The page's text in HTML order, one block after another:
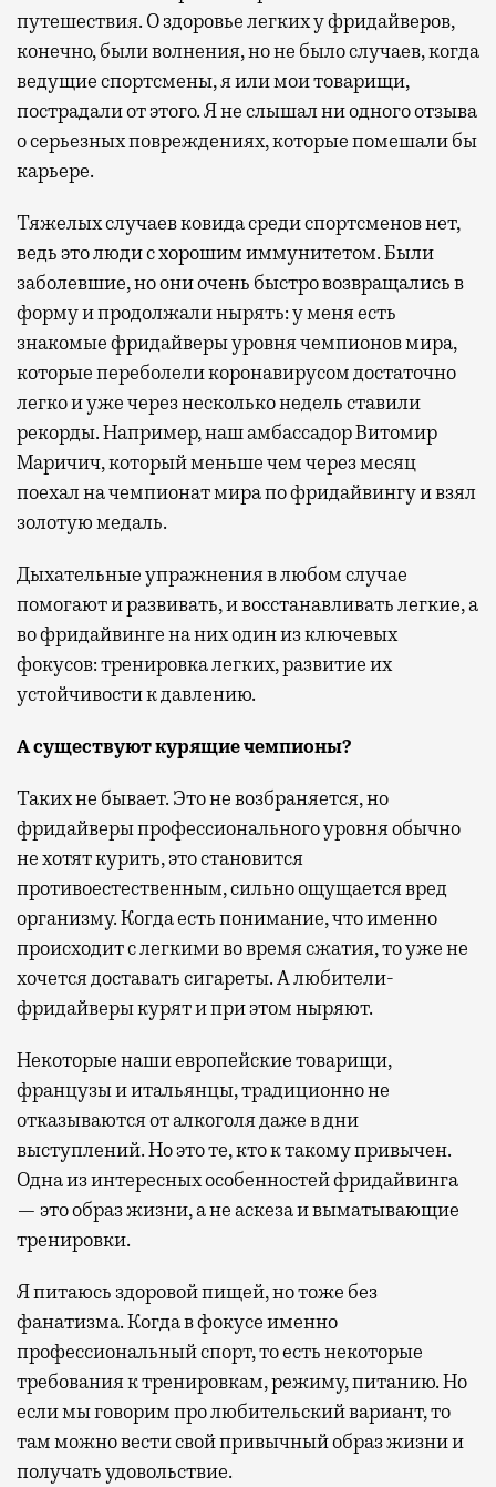
путешествия. О здоровье легких у фридайверов,
конечно, были волнения, но не было случаев, когда
ведущие спортсмены, я или мои товарищи,
пострадали от этого. Я не слышал ни одного отзыва
о серьезных повреждениях, которые помешали бы
карьере.
Тяжелых случаев ковида среди спортсменов нет,
ведь это люди с хорошим иммунитетом. Были
заболевшие, но они очень быстро возвращались в
форму и продолжали нырять: у меня есть
знакомые фридайверы уровня чемпионов мира,
которые переболели коронавирусом достаточно
легко и уже через несколько недель ставили
рекорды. Например, наш амбассадор Витомир
Маричич, который меньше чем через месяц
поехал на чемпионат мира по фридайвингу и взял
золотую медаль.
Дыхательные упражнения в любом случае
помогают и развивать, и восстанавливать легкие, а
во фридайвинге на них один из ключевых
фокусов: тренировка легких, развитие их
устойчивости к давлению.
А существуют курящие чемпионы?
Таких не бывает. Это не возбраняется, но
фридайверы профессионального уровня обычно
не хотят курить, это становится
противоестественным, сильно ощущается вред
организму. Когда есть понимание, что именно
происходит с легкими во время сжатия, то уже не
хочется доставать сигареты. А любители-
фридайверы курят и при этом ныряют.
Некоторые наши европейские товарищи,
французы и итальянцы, традиционно не
отказываются от алкоголя даже в дни
выступлений. Но это те, кто к такому привычен.
Одна из интересных особенностей фридайвинга
— это образ жизни, а не аскеза и выматывающие
тренировки.
Я питаюсь здоровой пищей, но тоже без
фанатизма. Когда в фокусе именно
профессиональный спорт, то есть некоторые
требования к тренировкам, режиму, питанию. Но
если мы говорим про любительский вариант, то
там можно вести свой привычный образ жизни и
получать удовольствие.